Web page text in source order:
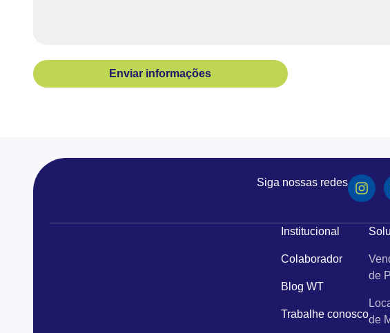
Enviar informações
Siga nossas redes
Institucional
Colaborador
Blog WT
Trabalhe conosco
de
de